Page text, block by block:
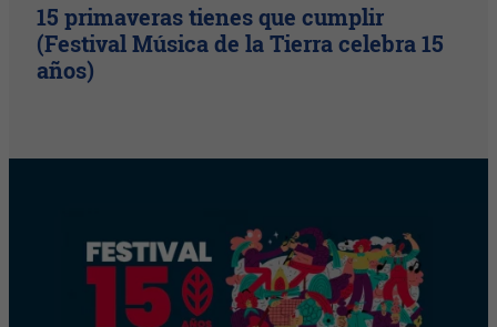
15 primaveras tienes que cumplir
(Festival Música de la Tierra celebra 15
años)